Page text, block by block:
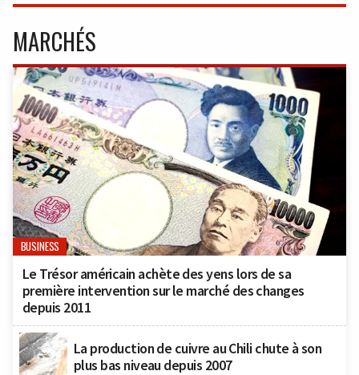
MARCHÉS
BUSINESS
Le Trésor américain achète des yens lors de sa
première intervention sur le marché des changes
depuis 2011
La production de cuivre au Chili chute à son
plus bas niveau depuis 2007